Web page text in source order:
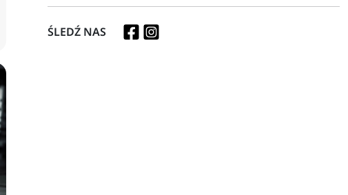
ŚLEDŹ NAS